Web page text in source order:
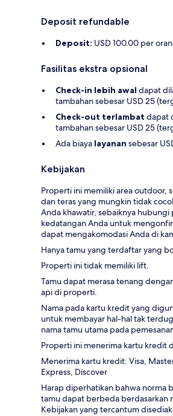
Deposit refundable
Deposit: USD 100.00 per
Fasilitas ekstra opsional
Check-in lebih awal dapat
tambahan sebesar USD 25
Check-out terlambat dapat
tambahan sebesar USD 25
Ada biaya layanan sebesar
Kebijakan
Properti ini memiliki area outdoor,
dan teras yang mungkin tidak
Anda khawatir, sebaiknya
kedatangan Anda untuk
dapat mengakomodasi Anda di
Hanya tamu yang terdaftar yang
Properti ini tidak memiliki lift.
Tamu dapat merasa tenang
api di properti.
Nama pada kartu kredit yang
untuk membayar hal-hal tak
nama tamu utama pada
Properti ini menerima kartu kredit
Menerima kartu kredit: Visa,
Express, Discover
Harap diperhatikan bahwa norma
tamu dapat berbeda berdasarkan
Kebijakan yang tercantum